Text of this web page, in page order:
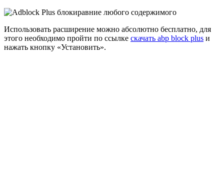
Использовать расширение можно абсолютно бесплатно, для
этого необходимо пройти по ссылке скачать abp block plus и
нажать кнопку «Установить».